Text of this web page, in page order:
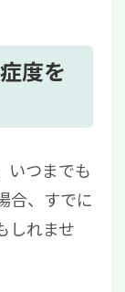
度を
いつまでも
合、すでに
しれませ